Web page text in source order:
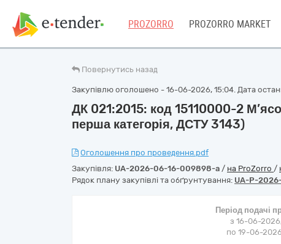
PROZORRO PROZORRO MARKET
Повернутись назад
Закупівлю оголошено - 16-06-2026, 15:04. Дата
ДК 021:2015: код 15110000-2
перша категорія, ДСТУ 3143)
Оголошення про проведення.pdf
Закупівля: UA-2026-06-16-009898-a / на ProZorro /
Рядок плану закупівлі та обґрунтування: UA-P-
Період подачі
з 16-06-
по 19-06-